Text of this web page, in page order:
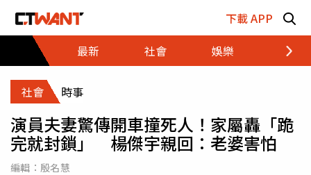
下載 APP
最新
社會 娛樂 財經
社會 時事
演員夫妻驚傳開車撞死人！家屬轟「跪
完就封鎖」 楊傑宇親回：老婆害怕
編輯： 殷名慧